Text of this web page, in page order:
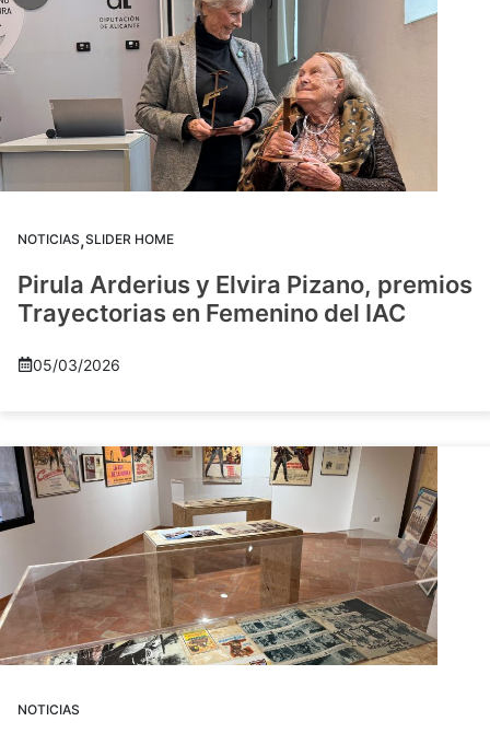
NOTICIAS,SLIDER HOME
Pirula Arderius y Elvira Pizano, premios
Trayectorias en Femenino del IAC
05/03/2026
NOTICIAS